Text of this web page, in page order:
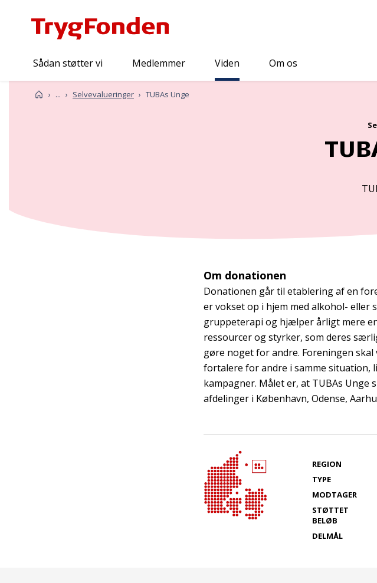
Sådan støtter vi Medlemmer Viden Om os
Forside
...
Viden Selvevalueringer TUBAs Unge
Om donationen
Donationen går til etablering af en
er vokset op i hjem med alkohol- eller
gruppeterapi og hjælper årligt mere
ressourcer og styrker, som deres
gøre noget for andre. Foreningen
fortalere for andre i samme situation,
kampagner. Målet er, at TUBAs
afdelinger i København, Odense,
REGION
TYPE
MODTAGER
STØTTET
BELØB
DELMÅL